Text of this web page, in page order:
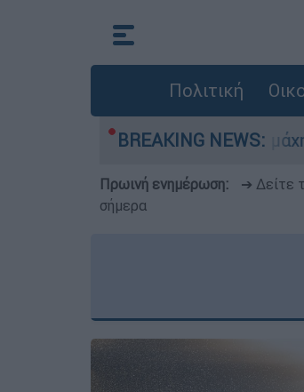
Πολιτική
BREAKING NEWS:
Η μάχη για τα
Πρωινή ενημέρωση: ➔ Δείτε
σήμερα